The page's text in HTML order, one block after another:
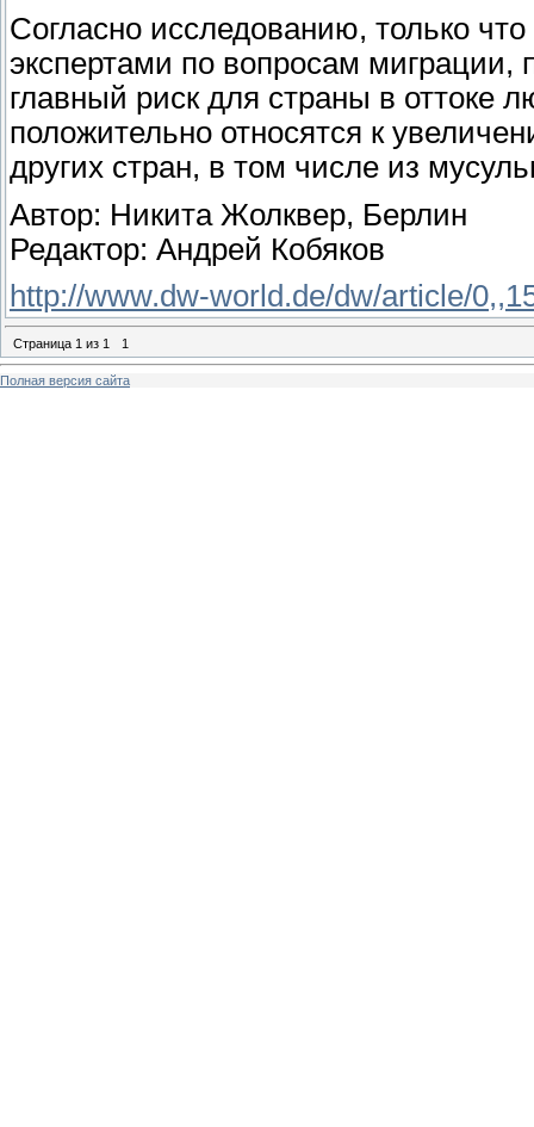
Согласно исследованию, только
экспертами по вопросам миграции,
главный риск для страны в оттоке
положительно относятся к
других стран, в том числе из
Автор: Никита Жолквер, Берлин
Редактор: Андрей Кобяков
http://www.dw-world.de/dw/article/
Страница 1 из 1 1
Полная версия сайта